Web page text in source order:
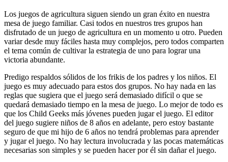
Los juegos de agricultura siguen siendo un gran éxito en nuestra
mesa de juego familiar. Casi todos en nuestros tres grupos han
disfrutado de un juego de agricultura en un momento u otro. Pueden
variar desde muy fáciles hasta muy complejos, pero todos comparten
el tema común de cultivar la estrategia de uno para lograr una
victoria abundante.
Predigo respaldos sólidos de los frikis de los padres y los niños. El
juego es muy adecuado para estos dos grupos. No hay nada en las
reglas que sugiera que el juego será demasiado difícil o que se
quedará demasiado tiempo en la mesa de juego. Lo mejor de todo es
que los Child Geeks más jóvenes pueden jugar el juego. El editor
del juego sugiere niños de 8 años en adelante, pero estoy bastante
seguro de que mi hijo de 6 años no tendrá problemas para aprender
y jugar el juego. No hay lectura involucrada y las pocas matemáticas
necesarias son simples y se pueden hacer por él sin dañar el juego.